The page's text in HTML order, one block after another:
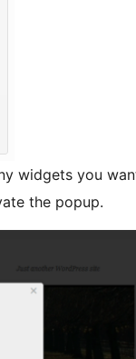
widgets you
the popup.